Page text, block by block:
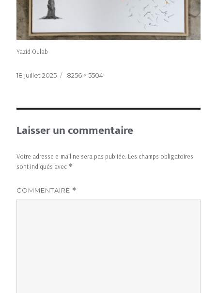
Yazid Oulab
18 juillet 2025 8256 × 5504
Laisser un commentaire
Votre adresse e-mail ne sera pas publiée. Les champs obligatoires
sont indiqués avec *
COMMENTAIRE *